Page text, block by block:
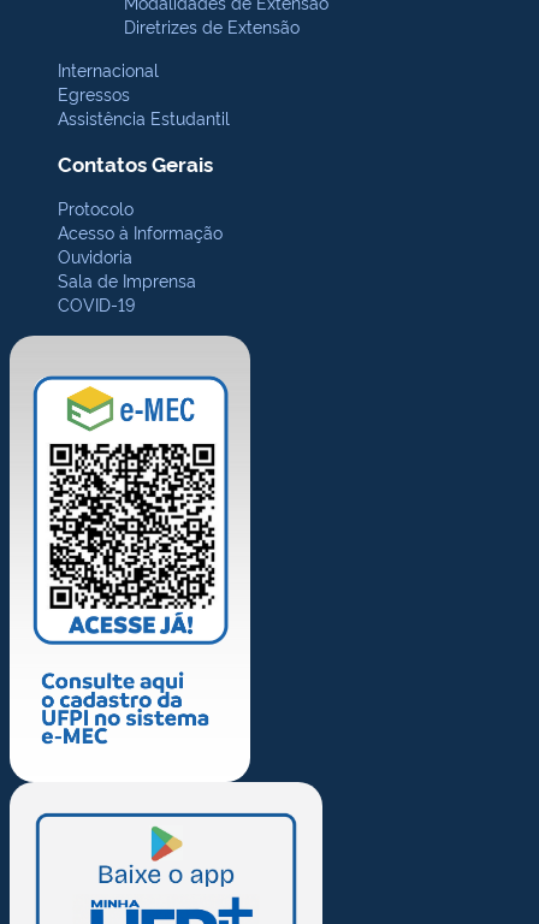
Diretrizes de Extensão
Internacional
Egressos
Assistência Estudantil
Contatos Gerais
Protocolo
Acesso à Informação
Ouvidoria
Sala de Imprensa
COVID-19